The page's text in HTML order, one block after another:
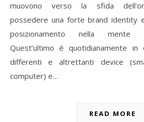
muovono verso la sfida
possedere una forte brand identity
posizionamento nella mente
Quest’ultimo è quotidianamente
differenti e altrettanti device
computer) e…
READ MORE